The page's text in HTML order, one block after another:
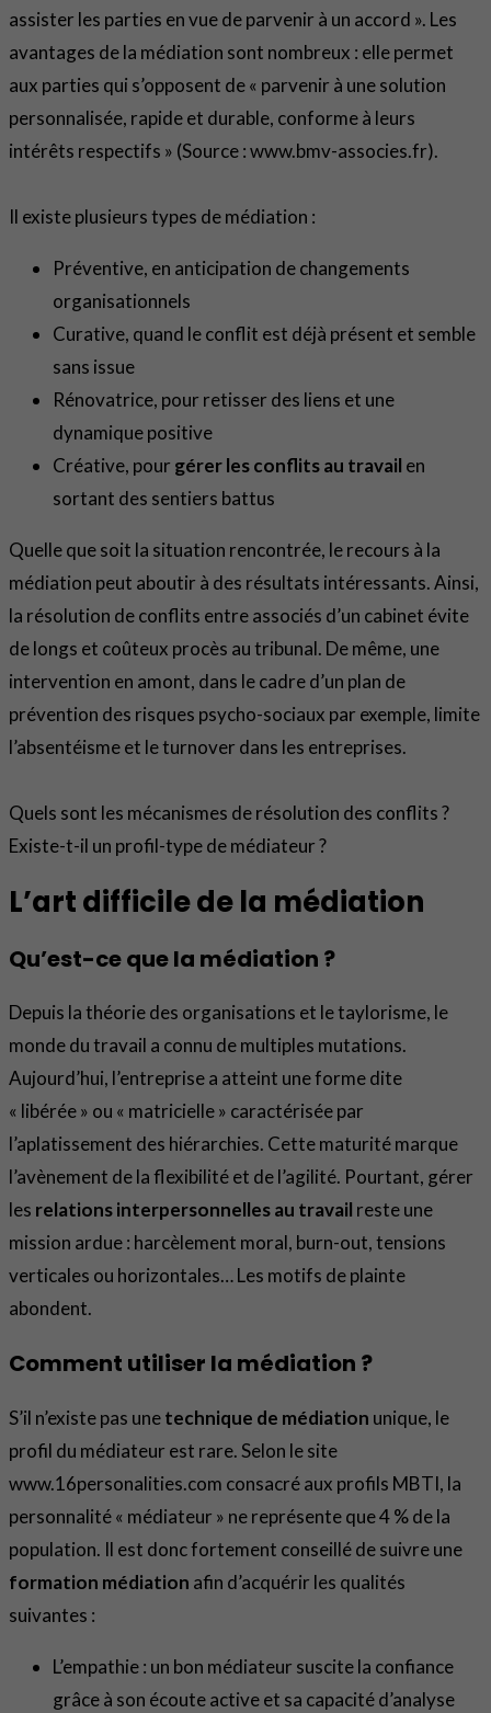
assister les parties en vue de parvenir à un accord ». Les
avantages de la médiation sont nombreux : elle permet
aux parties qui s’opposent de « parvenir à une solution
personnalisée, rapide et durable, conforme à leurs
intérêts respectifs » (Source : www.bmv-associes.fr).
Il existe plusieurs types de médiation :
Préventive, en anticipation de changements
organisationnels
Curative, quand le conflit est déjà présent et semble
sans issue
Rénovatrice, pour retisser des liens et une
dynamique positive
Créative, pour gérer les conflits au travail en
sortant des sentiers battus
Quelle que soit la situation rencontrée, le recours à la
médiation peut aboutir à des résultats intéressants. Ainsi,
la résolution de conflits entre associés d’un cabinet évite
de longs et coûteux procès au tribunal. De même, une
intervention en amont, dans le cadre d’un plan de
prévention des risques psycho-sociaux par exemple, limite
l’absentéisme et le turnover dans les entreprises.
Quels sont les mécanismes de résolution des conflits ?
Existe-t-il un profil-type de médiateur ?
L’art difficile de la médiation
Qu’est-ce que la médiation ?
Depuis la théorie des organisations et le taylorisme, le
monde du travail a connu de multiples mutations.
Aujourd’hui, l’entreprise a atteint une forme dite
« libérée » ou « matricielle » caractérisée par
l’aplatissement des hiérarchies. Cette maturité marque
l’avènement de la flexibilité et de l’agilité. Pourtant, gérer
les relations interpersonnelles au travail reste une
mission ardue : harcèlement moral, burn-out, tensions
verticales ou horizontales… Les motifs de plainte
abondent.
Comment utiliser la médiation ?
S’il n’existe pas unetechnique de médiation unique, le
profil du médiateur est rare. Selon le site
www.16personalities.com consacré aux profils MBTI, la
personnalité « médiateur » ne représente que 4 % de la
population. Il est donc fortement conseillé de suivre une
formation médiation afin d’acquérir les qualités
suivantes :
L’empathie : un bon médiateur suscite la confiance
grâce à son écoute active et sa capacité d’analyse